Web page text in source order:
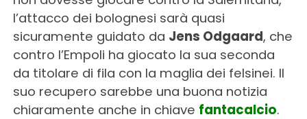
l’attacco dei bolognesi sarà quasi
sicuramente guidato da Jens Odgaard, che
contro l’Empoli ha giocato la sua seconda
da titolare di fila con la maglia dei felsinei. Il
suo recupero sarebbe una buona notizia
chiaramente anche in chiave fantacalcio.